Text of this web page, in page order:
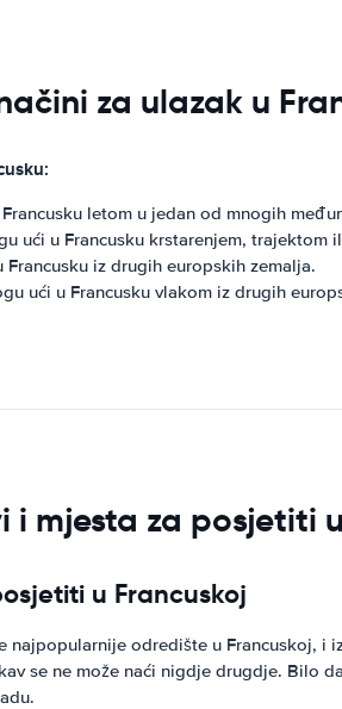
za ulazak u
letom u jedan od mnogih
ući u Francusku krstarenjem,
iz drugih europskih zemalja.
ući u Francusku vlakom iz drugih
mjesta za posjetiti
u Francuskoj
najpopularnije odredište u Francuskoj, i
se ne može naći nigdje drugdje. Bilo